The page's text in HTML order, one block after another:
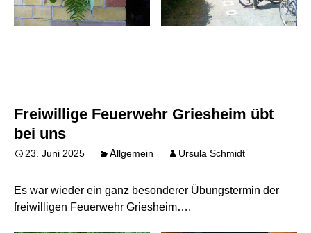
Freiwillige Feuerwehr Griesheim übt
bei uns
23. Juni 2025 Allgemein Ursula Schmidt
Es war wieder ein ganz besonderer Übungstermin der
freiwilligen Feuerwehr Griesheim….